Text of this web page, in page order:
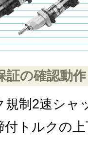
証の確認動作
規制2速シ
付トルクの